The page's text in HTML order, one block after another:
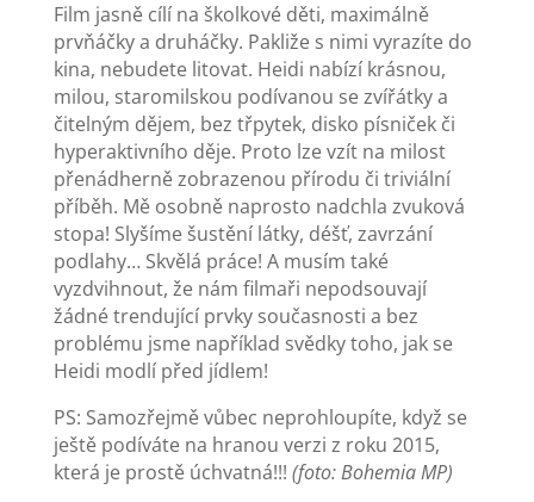
Film jasně cílí na školkové děti, maximálně
prvňáčky a druháčky. Pakliže s nimi vyrazíte do
kina, nebudete litovat. Heidi nabízí krásnou,
milou, staromilskou podívanou se zvířátky a
čitelným dějem, bez třpytek, disko písniček či
hyperaktivního děje. Proto lze vzít na milost
přenádherně zobrazenou přírodu či triviální
příběh. Mě osobně naprosto nadchla zvuková
stopa! Slyšíme šustění látky, déšť, zavrzání
podlahy… Skvělá práce! A musím také
vyzdvihnout, že nám filmaři nepodsouvají
žádné trendující prvky současnosti a bez
problému jsme například svědky toho, jak se
Heidi modlí před jídlem!
PS: Samozřejmě vůbec neprohloupíte, když se
ještě podíváte na hranou verzi z roku 2015,
která je prostě úchvatná!!! (foto: Bohemia MP)